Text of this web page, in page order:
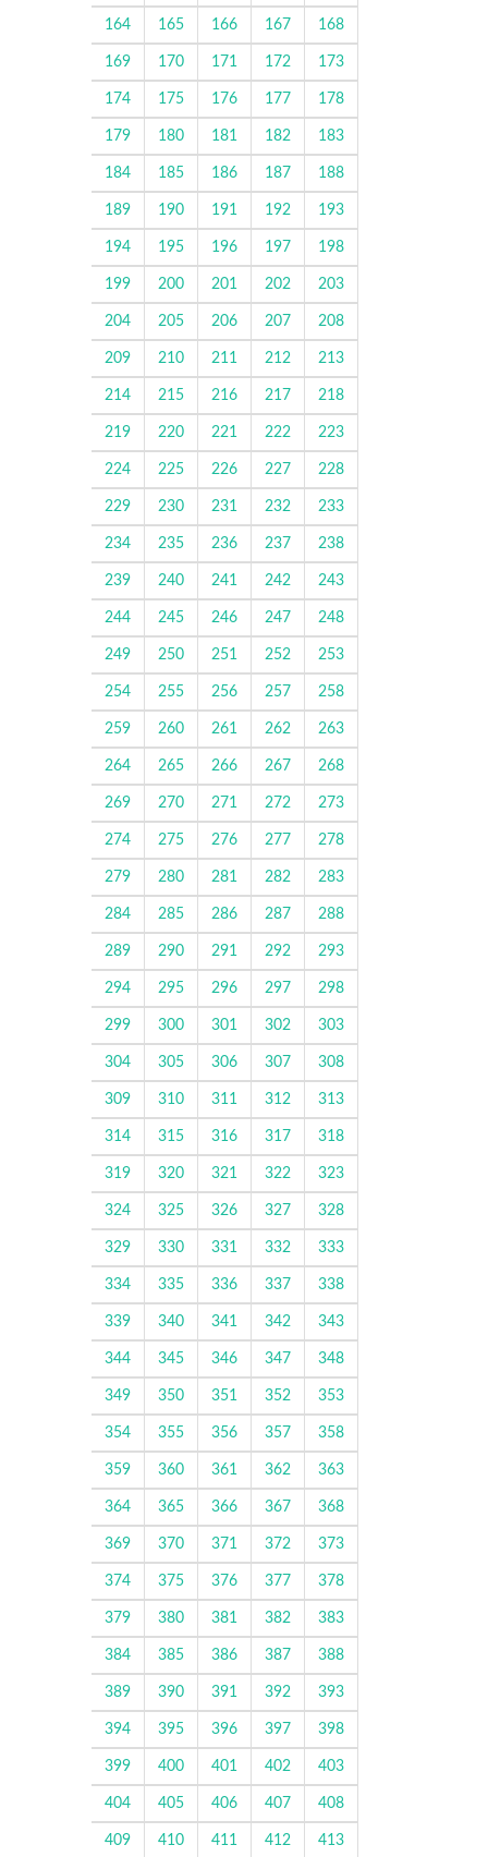
164 165 166 167 168
169 170 171 172 173
174 175 176 177 178
179 180 181 182 183
184 185 186 187 188
189 190 191 192 193
194 195 196 197 198
199 200 201 202 203
204 205 206 207 208
209 210 211 212 213
214 215 216 217 218
219 220 221 222 223
224 225 226 227 228
229 230 231 232 233
234 235 236 237 238
239 240 241 242 243
244 245 246 247 248
249 250 251 252 253
254 255 256 257 258
259 260 261 262 263
264 265 266 267 268
269 270 271 272 273
274 275 276 277 278
279 280 281 282 283
284 285 286 287 288
289 290 291 292 293
294 295 296 297 298
299 300 301 302 303
304 305 306 307 308
309 310 311 312 313
314 315 316 317 318
319 320 321 322 323
324 325 326 327 328
329 330 331 332 333
334 335 336 337 338
339 340 341 342 343
344 345 346 347 348
349 350 351 352 353
354 355 356 357 358
359 360 361 362 363
364 365 366 367 368
369 370 371 372 373
374 375 376 377 378
379 380 381 382 383
384 385 386 387 388
389 390 391 392 393
394 395 396 397 398
399 400 401 402 403
404 405 406 407 408
409 410 411 412 413